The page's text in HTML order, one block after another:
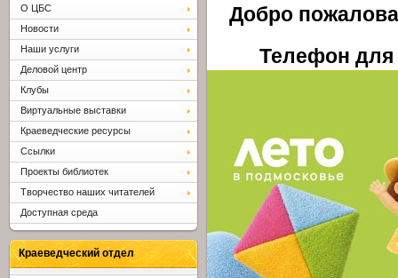
Добро
Телефон для
О ЦБС
Новости
Наши услуги
Деловой центр
Клубы
Виртуальные выставки
Краеведческие ресурсы
Ссылки
Проекты библиотек
Творчество наших читателей
Доступная среда
Краеведческий отдел